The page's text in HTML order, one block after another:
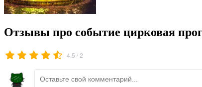
Отзывы про событие цирковая
4.5 /2